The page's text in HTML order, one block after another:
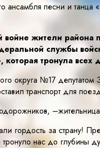
ансамбля песни и
жители района
службы
тронула всех
округа №17
транспорт для
за страну!
тронуло нас до глубины